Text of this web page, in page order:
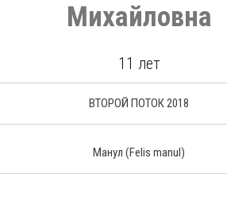
Михайловна
11 лет
ВТОРОЙ ПОТОК 2018
Манул (Felis manul)